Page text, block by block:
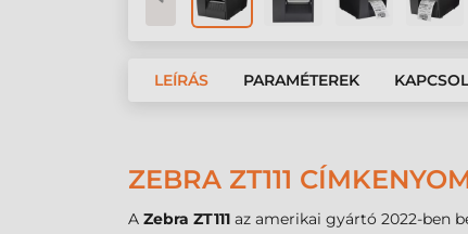
LEÍRÁS PARAMÉTEREK
ZEBRA ZT111
A Zebra ZT111 az amerikai gyártó 2022-ben